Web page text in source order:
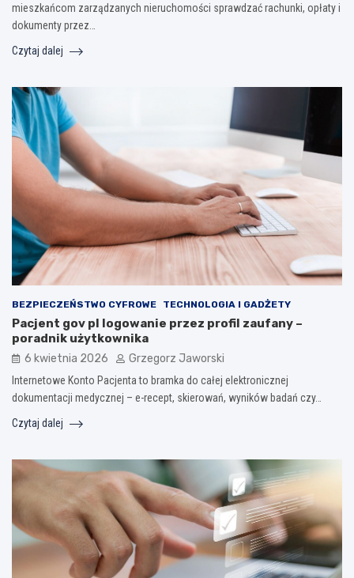
mieszkańcom zarządzanych nieruchomości sprawdzać rachunki, opłaty i
dokumenty przez…
Czytaj dalej
BEZPIECZEŃSTWO CYFROWE TECHNOLOGIA I GADŻETY
Pacjent gov pl logowanie przez profil zaufany –
poradnik użytkownika
6 kwietnia 2026 Grzegorz Jaworski
Internetowe Konto Pacjenta to bramka do całej elektronicznej
dokumentacji medycznej – e-recept, skierowań, wyników badań czy…
Czytaj dalej